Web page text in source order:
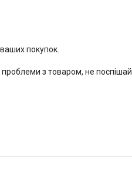
покупок.
з товаром, не